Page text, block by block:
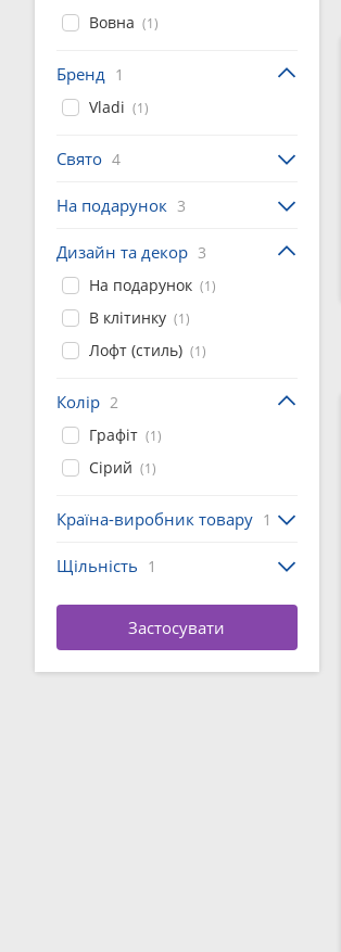
Вовна (1)
Бренд 1
Vladi (1)
Свято 4
На подарунок 3
Дизайн та декор 3
На подарунок (1)
В клітинку (1)
Лофт (стиль) (1)
Колір 2
Графіт (1)
Сірий (1)
Країна-виробник товару 1
Щільність 1